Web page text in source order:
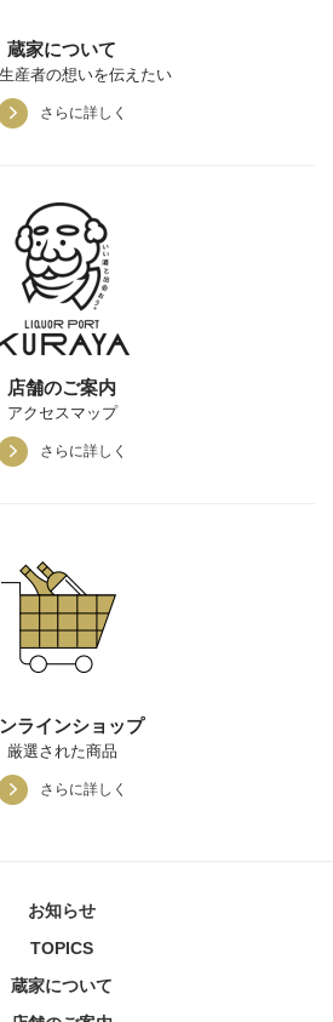
蔵家について
産者の想いを伝えたい
さらに詳しく
店舗のご案内
アクセスマップ
さらに詳しく
ラインショップ
厳選された商品
さらに詳しく
お知らせ
TOPICS
蔵家について